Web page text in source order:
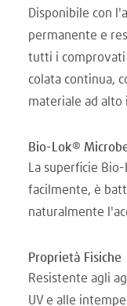
Disponibile con
permanente e
tutti i comprovati
colata continua,
materiale ad alto
Bio-Lok®
La superficie
facilmente, è
naturalmente
Proprietà Fisiche
Resistente agli
UV e alle